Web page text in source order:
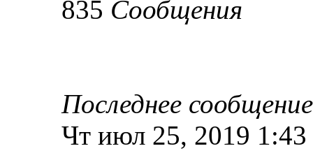
835 Сообщения
Последнее сообщение
Чт июл 25, 2019 1:43